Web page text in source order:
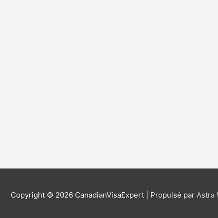
Copyright © 2026 CanadianVisaExpert | Propulsé par Astra